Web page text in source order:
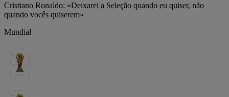
Cristiano Ronaldo: «Deixarei a Seleção quando eu quiser, não
quando vocês quiserem»
Mundial